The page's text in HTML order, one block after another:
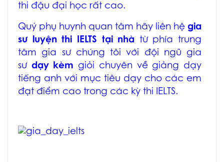
thi đậu đại học rất cao.
Quý phụ huynh quan tâm hãy liên hệ gia
sư luyện thi IELTS tại nhà từ phía trung
tâm gia sư chúng tôi với đội ngũ gia
sư dạy kèm giỏi chuyên về giảng dạy
tiếng anh với mục tiêu dạy cho các em
đạt điểm cao trong các kỳ thi IELTS.